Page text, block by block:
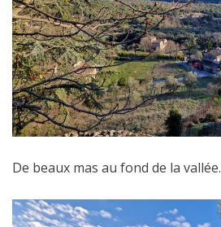
De beaux mas au fond de la vallée.